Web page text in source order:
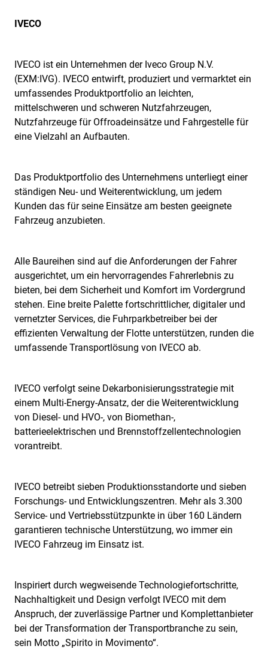
IVECO
IVECO ist ein Unternehmen der Iveco Group N.V.
(EXM:IVG). IVECO entwirft, produziert und vermarktet ein
umfassendes Produktportfolio an leichten,
mittelschweren und schweren Nutzfahrzeugen,
Nutzfahrzeuge für Offroadeinsätze und Fahrgestelle für
eine Vielzahl an Aufbauten.
Das Produktportfolio des Unternehmens unterliegt einer
ständigen Neu- und Weiterentwicklung, um jedem
Kunden das für seine Einsätze am besten geeignete
Fahrzeug anzubieten.
Alle Baureihen sind auf die Anforderungen der Fahrer
ausgerichtet, um ein hervorragendes Fahrerlebnis zu
bieten, bei dem Sicherheit und Komfort im Vordergrund
stehen. Eine breite Palette fortschrittlicher, digitaler und
vernetzter Services, die Fuhrparkbetreiber bei der
effizienten Verwaltung der Flotte unterstützen, runden die
umfassende Transportlösung von IVECO ab.
IVECO verfolgt seine Dekarbonisierungsstrategie mit
einem Multi-Energy-Ansatz, der die Weiterentwicklung
von Diesel- und HVO-, von Biomethan-,
batterieelektrischen und Brennstoffzellentechnologien
vorantreibt.
IVECO betreibt sieben Produktionsstandorte und sieben
Forschungs- und Entwicklungszentren. Mehr als 3.300
Service- und Vertriebsstützpunkte in über 160 Ländern
garantieren technische Unterstützung, wo immer ein
IVECO Fahrzeug im Einsatz ist.
Inspiriert durch wegweisende Technologiefortschritte,
Nachhaltigkeit und Design verfolgt IVECO mit dem
Anspruch, der zuverlässige Partner und Komplettanbieter
bei der Transformation der Transportbranche zu sein,
sein Motto „Spirito in Movimento“.